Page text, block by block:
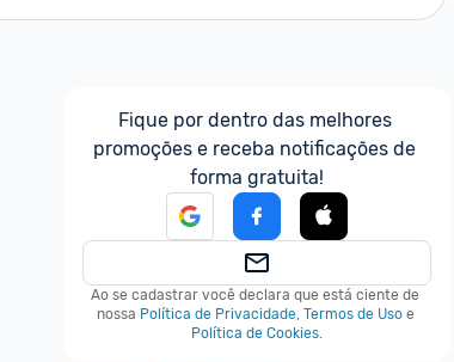
Fique por dentro das melhores
promoções e receba notificações de
forma gratuita!
Ao se cadastrar você declara que está ciente de
nossa Política de Privacidade, Termos de Uso e
Política de Cookies.